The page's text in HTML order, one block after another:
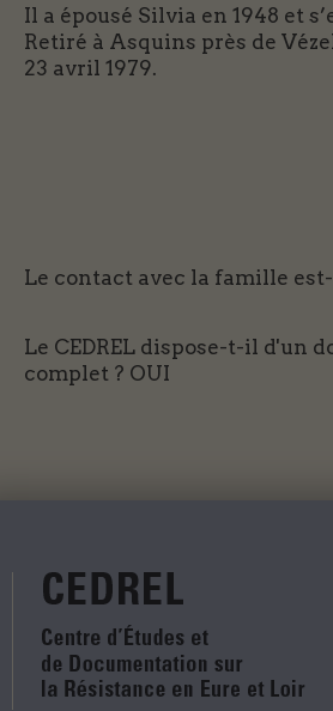
Il a épousé Silvia en 1948 et
Retiré à Asquins près de
23 avril 1979.
Le contact avec la famille
Le CEDREL dispose-t-il d'un
complet ? OUI